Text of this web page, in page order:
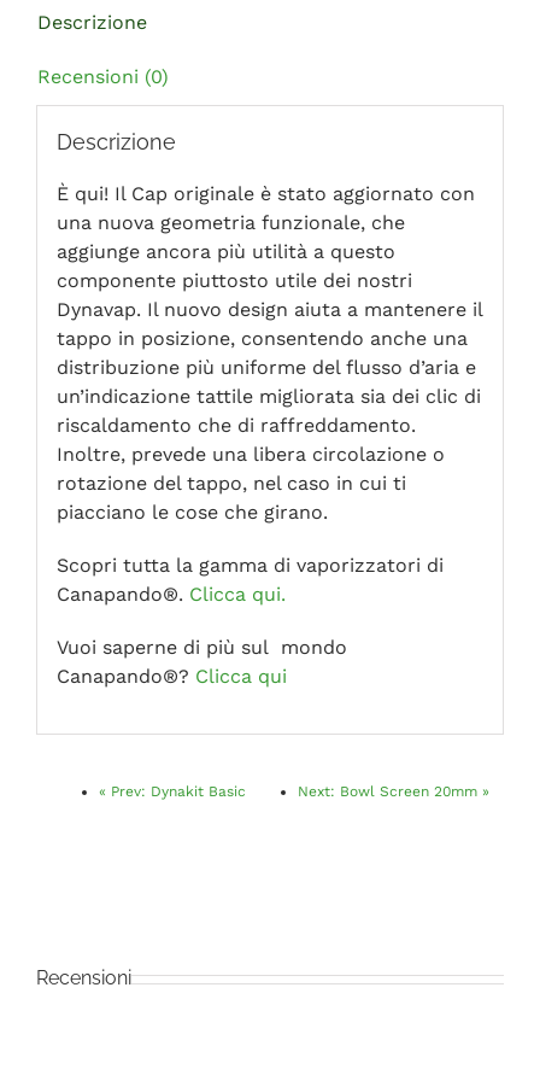
Descrizione
Recensioni (0)
Descrizione
È qui! Il Cap originale è stato aggiornato con
una nuova geometria funzionale, che
aggiunge ancora più utilità a questo
componente piuttosto utile dei nostri
Dynavap. Il nuovo design aiuta a mantenere il
tappo in posizione, consentendo anche una
distribuzione più uniforme del flusso d’aria e
un’indicazione tattile migliorata sia dei clic di
riscaldamento che di raffreddamento.
Inoltre, prevede una libera circolazione o
rotazione del tappo, nel caso in cui ti
piacciano le cose che girano.
Scopri tutta la gamma di vaporizzatori di
Canapando®. Clicca qui.
Vuoi saperne di più sul mondo
Canapando®? Clicca qui
« Prev: Dynakit Basic Next: Bowl Screen 20mm »
Recensioni